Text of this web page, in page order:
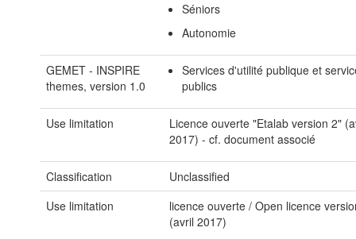
Séniors
Autonomie
GEMET - INSPIRE
themes, version 1.0
Services d'utilité publique et
publics
Use limitation
Licence ouverte "Etalab version 2"
2017) - cf. document associé
Classification
Unclassified
Use limitation
licence ouverte / Open licence
(avril 2017)